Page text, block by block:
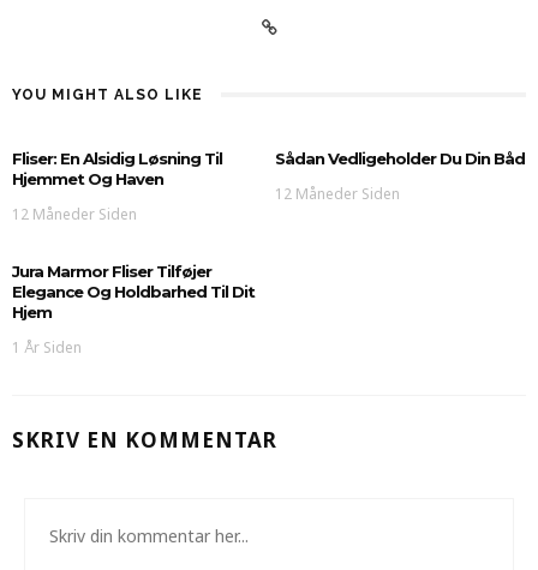
YOU MIGHT ALSO LIKE
Fliser: En Alsidig Løsning Til
Hjemmet Og Haven
12 Måneder Siden
Sådan Vedligeholder Du Din Båd
12 Måneder Siden
Jura Marmor Fliser Tilføjer
Elegance Og Holdbarhed Til Dit
Hjem
1 År Siden
SKRIV EN KOMMENTAR